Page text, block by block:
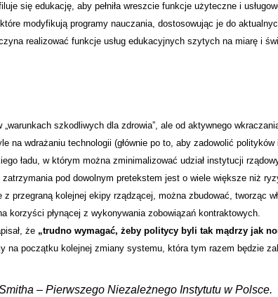
się edukację, aby pełniła wreszcie funkcje użyteczne i
modyfikują programy nauczania, dostosowując je do
realizować funkcje usług edukacyjnych szytych na miarę i
szkodliwych dla zdrowia”, ale od aktywnego
na wdrażaniu technologii (głównie po to, aby zadowolić polityków
ładu, w którym można zminimalizować udział instytucji
pod dowolnym pretekstem jest o wiele większe niż
przegraną kolejnej ekipy rządzącej, można zbudować, tworząc
korzyści płynącej z wykonywania zobowiązań kontraktowych.
że „trudno wymagać, żeby politycy byli tak mądrzy jak
na początku kolejnej zmiany systemu, która tym razem będzie
– Pierwszego Niezależnego Instytutu w Polsce.